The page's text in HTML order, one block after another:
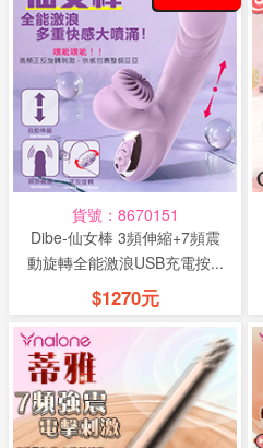
貨號：8670151
Dibe-仙女棒 3頻伸縮+7頻震
動旋轉全能激浪USB充電按...
$1270元